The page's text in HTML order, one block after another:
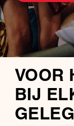
VOOR
BIJ